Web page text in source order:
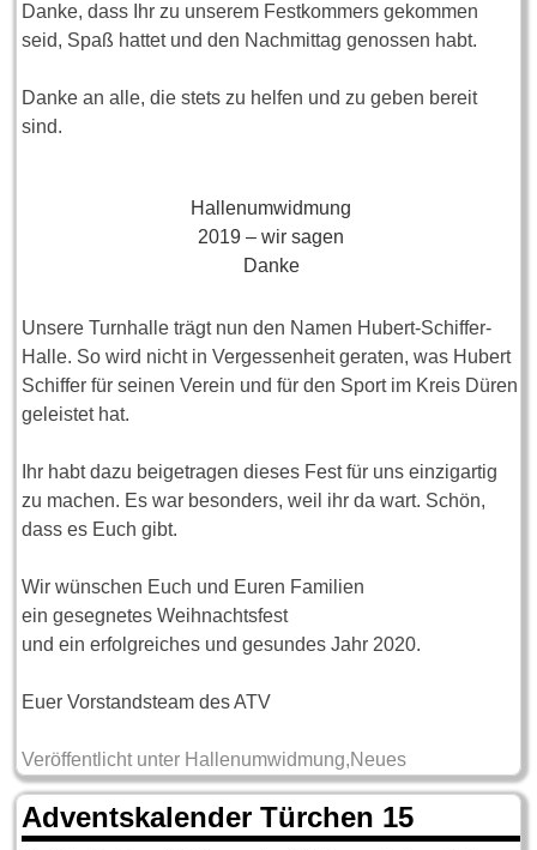
Danke, dass Ihr zu unserem Festkommers gekommen
seid, Spaß hattet und den Nachmittag genossen habt.
Danke an alle, die stets zu helfen und zu geben bereit
sind.
Hallenumwidmung
2019 – wir sagen
Danke
Unsere Turnhalle trägt nun den Namen Hubert-Schiffer-
Halle. So wird nicht in Vergessenheit geraten, was Hubert
Schiffer für seinen Verein und für den Sport im Kreis Düren
geleistet hat.
Ihr habt dazu beigetragen dieses Fest für uns einzigartig
zu machen. Es war besonders, weil ihr da wart. Schön,
dass es Euch gibt.
Wir wünschen Euch und Euren Familien
ein gesegnetes Weihnachtsfest
und ein erfolgreiches und gesundes Jahr 2020.
Euer Vorstandsteam des ATV
Veröffentlicht unter Hallenumwidmung,Neues
Adventskalender Türchen 15